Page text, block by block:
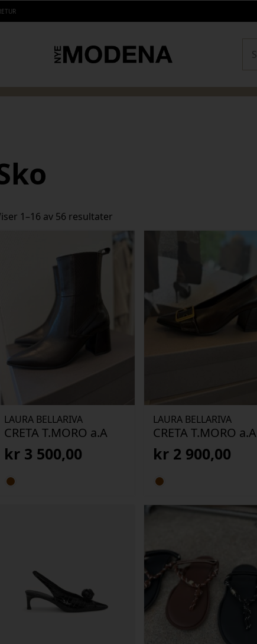
1–16 av 56 resultater
etter
siste
LAURA BELLARIVA
CRETA T.MORO a.A
kr 3 500,00
LAURA BELLARIVA
CRETA T.MORO a.A
kr 2 900,00